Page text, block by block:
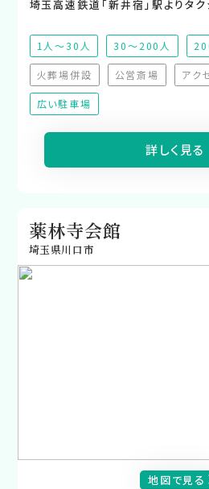
埼玉高速鉄道「新井宿」駅よりタ
1人～30人 30～200人
火葬場併設
（非対応）
公営斎場
（非対応）
アク
広い駐車場
詳しく見る
薬林寺会館
埼玉県川口市
地図で見る